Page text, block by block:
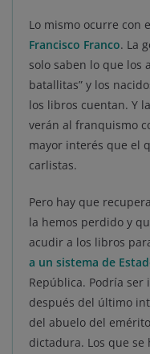
Lo mismo ocurre con
Francisco Franco. La
solo saben lo que los
batallitas” y los
los libros cuentan. Y
verán al franquismo
mayor interés que el
carlistas.
Pero hay que
la hemos perdido y
acudir a los libros
a un sistema de
República. Podría
después del último
del abuelo del
dictadura. Los que